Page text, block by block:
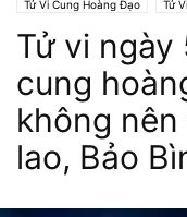
Tử Vi Cung Hoàng Đạo Tử
Tử vi
cung
không
lao, Bảo